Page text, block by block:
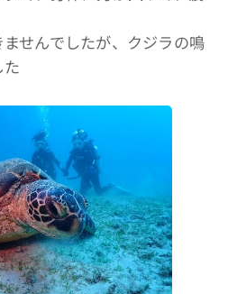
せんでしたが、クジラの鳴
🤙